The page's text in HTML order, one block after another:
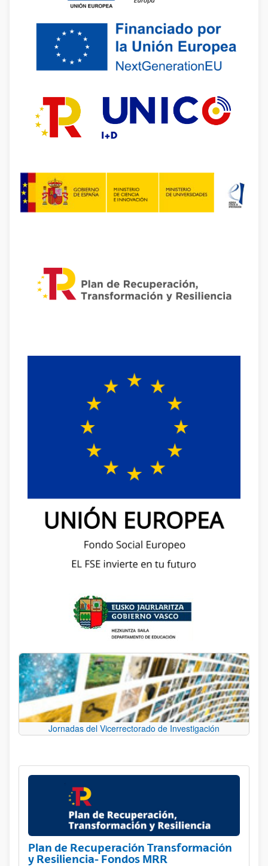
Jornadas del Vicerrectorado de Investigación
Plan de Recuperación Transformación
y Resiliencia- Fondos MRR